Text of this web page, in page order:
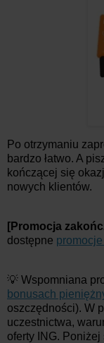
Po otrzymaniu
bardzo łatwo. A
kończącej się
nowych klientów.
[Promocja
dostępne
💡 Wspomniana
bonusach
oszczędności). W
uczestnictwa,
oferty ING.